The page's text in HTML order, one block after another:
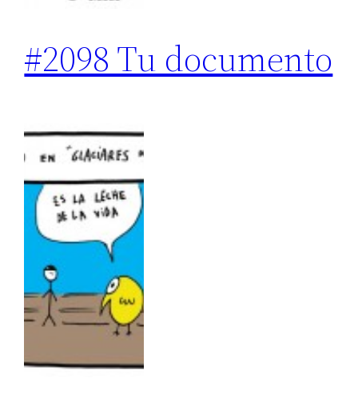
#2098 Tu documento